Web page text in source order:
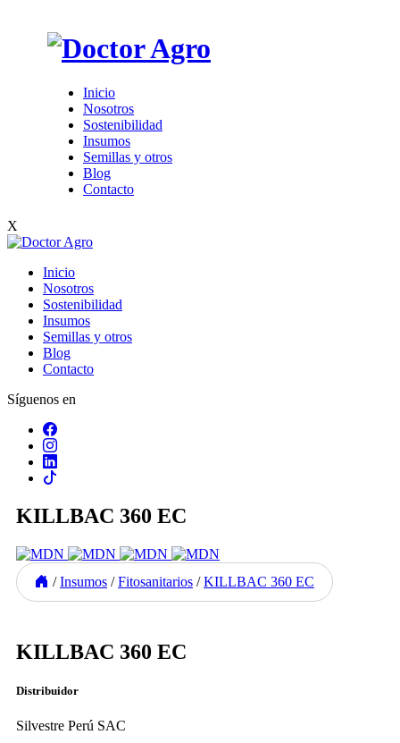
Inicio
Nosotros
Sostenibilidad
Insumos
Semillas y otros
Blog
Contacto
X
Inicio
Nosotros
Sostenibilidad
Insumos
Semillas y otros
Blog
Contacto
Síguenos en
KILLBAC 360 EC
/ Insumos / Fitosanitarios / KILLBAC 360 EC
KILLBAC 360 EC
Distribuidor
Silvestre Perú SAC